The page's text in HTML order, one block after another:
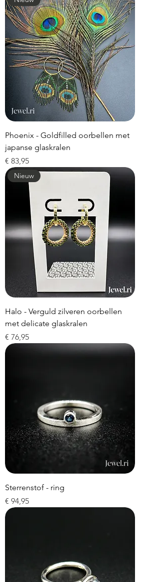
Phoenix - Goldfilled oorbellen met
japanse glaskralen
Prijs
€ 83,95
Nieuw
Halo - Verguld zilveren oorbellen
met delicate glaskralen
Prijs
€ 76,95
Sterrenstof - ring
Prijs
€ 94,95